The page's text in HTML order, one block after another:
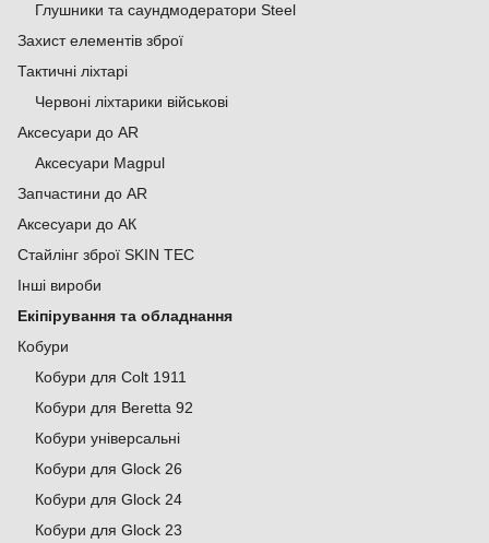
Глушники та саундмодератори Steel
Захист елементів зброї
Тактичні ліхтарі
Червоні ліхтарики військові
Аксесуари до AR
Аксесуари Magpul
Запчастини до AR
Аксесуари до АК
Стайлінг зброї SKIN TEC
Інші вироби
Екіпірування та обладнання
Кобури
Кобури для Colt 1911
Кобури для Beretta 92
Кобури універсальні
Кобури для Glock 26
Кобури для Glock 24
Кобури для Glock 23